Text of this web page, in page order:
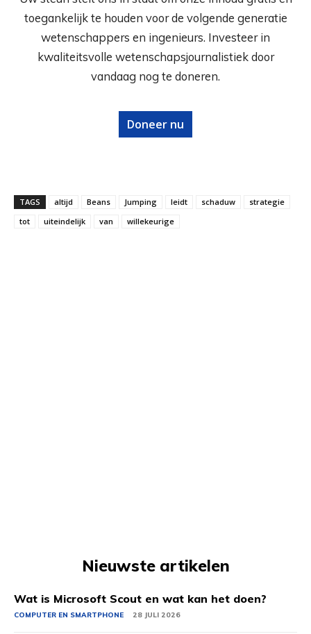
toegankelijk te houden voor de volgende generatie
wetenschappers en ingenieurs. Investeer in
kwaliteitsvolle wetenschapsjournalistiek door
vandaag nog te doneren.
Doneer nu
TAGS altijd Beans Jumping leidt schaduw
strategie
tot
uiteindelijk van willekeurige
Nieuwste artikelen
Wat is Microsoft Scout en wat kan het doen?
COMPUTER EN SMARTPHONE 28 JULI 2026